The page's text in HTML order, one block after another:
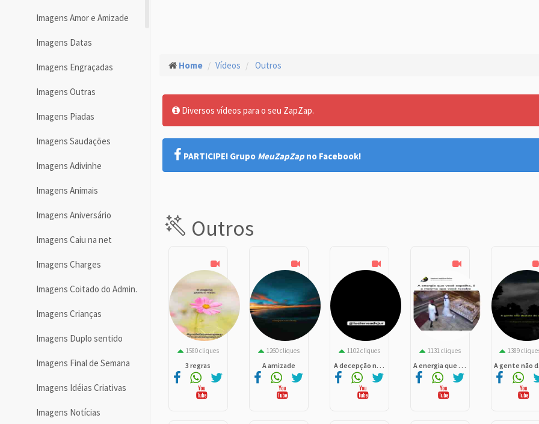
Imagens Amor e Amizade
Imagens Datas
Imagens Engraçadas
Imagens Outras
Imagens Piadas
Imagens Saudações
Imagens Adivinhe
Imagens Animais
Imagens Aniversário
Imagens Caiu na net
Imagens Charges
Imagens Coitado do Admin.
Imagens Crianças
Imagens Duplo sentido
Imagens Final de Semana
Imagens Idéias Criativas
Imagens Notícias
Home Vídeos Outros
Diversos vídeos para o seu ZapZap.
PARTICIPE! Grupo MeuZapZap no Facebook!
Outros
1580 cliques
3 regras
1260 cliques
A amizade
1102 cliques
A decepção n. . .
1131 cliques
A energia que . . .
1389
A gente não